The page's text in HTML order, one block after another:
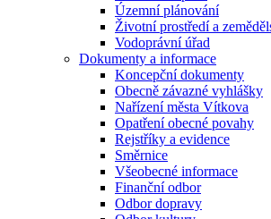
Územní plánování
Životní prostředí a
Vodoprávní úřad
Dokumenty a informace
Koncepční dokumenty
Obecně závazné vyhlášky
Nařízení města Vítkova
Opatření obecné povahy
Rejstříky a evidence
Směrnice
Všeobecné informace
Finanční odbor
Odbor dopravy